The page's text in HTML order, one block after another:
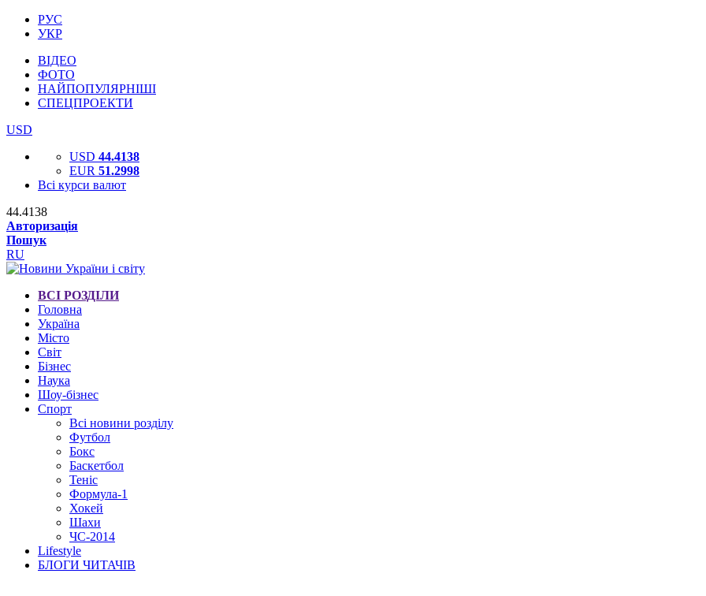
РУС
УКР
ВІДЕО
ФОТО
НАЙПОПУЛЯРНІШІ
СПЕЦПРОЕКТИ
USD
USD 44.4138
EUR 51.2998
Всі курси валют
44.4138
Авторизація
Пошук
RU
ВСІ РОЗДІЛИ
Головна
Україна
Місто
Світ
Бізнес
Наука
Шоу-бізнес
Спорт
Всі новини розділу
Футбол
Бокс
Баскетбол
Теніс
Формула-1
Хокей
Шахи
ЧС-2014
Lifestyle
БЛОГИ ЧИТАЧІВ